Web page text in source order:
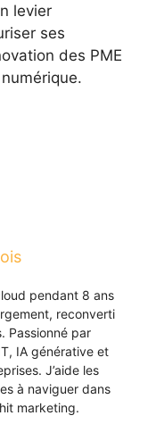
levier
ses
des PME
pendant 8 ans
reconverti
Passionné par
IA générative et
J’aide les
à naviguer dans
marketing.